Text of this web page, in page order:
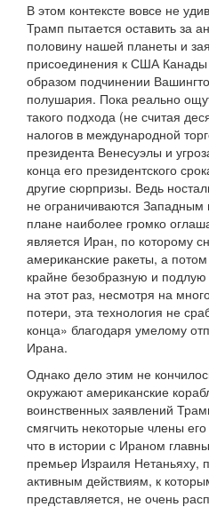
В этом контексте вовсе не
Трамп пытается оставить за
половину нашей планеты и
присоединения к США Канады
образом подчинении
полушария. Пока реально
такого подхода (не считая
налогов в международной
президента Венесуэлы и
конца его президентского
другие сюрпризы. Ведь
не ограничиваются
плане наиболее громко
является Иран, по которому
американские ракеты, а потом
крайне безобразную и
на этот раз, несмотря на
потери, эта технология не
конца» благодаря умелому
Ирана.
Однако дело этим не
окружают американские
воинственных заявлений
смягчить некоторые члены
что в истории с Ираном
премьер Израиля
активным действиям, к
представляется, не очень